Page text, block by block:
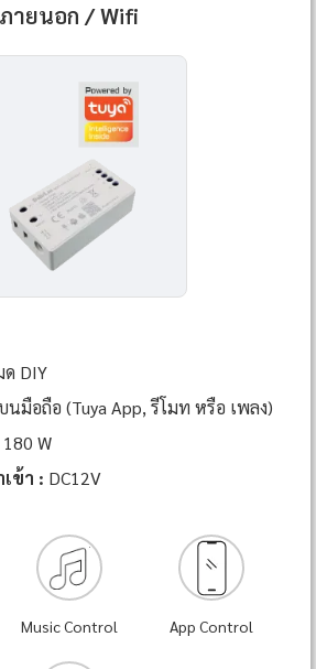
ายนอก / Wifi
DIY
มือถือ (Tuya App, รีโมท หรือ เพลง)
180 W
ข้า : DC12V
Music Control App Control